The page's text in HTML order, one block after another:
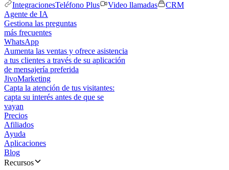
IntegracionesTeléfono Plus Video llamadas
CRM
Agente de IA
Gestiona las preguntas
más frecuentes
WhatsApp
Aumenta las ventas y ofrece asistencia
a tus clientes a través de su aplicación
de mensajería preferida
JivoMarketing
Capta la atención de tus visitantes:
capta su interés antes de que se
vayan
Precios
Afiliados
Ayuda
Aplicaciones
Blog
Recursos